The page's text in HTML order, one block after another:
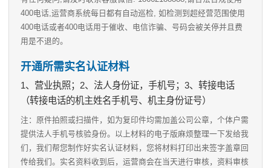
400电话,运营商系统每日都有自动巡检, 如检测到超经营范围使用
400电话或者400电话用于催收、电信诈骗、号码会被关停并且费
用是不退的。
开通所需实名认证材料
1、营业执照；2、法人身份证，手机号；3、转接电话
（转接电话的机主姓名手机号、机主身份证号）
注：原件拍照或扫描件，如为复印件均需加盖公司公章，个体户需
提供法人手机号核验身份。以上材料的电子版麻烦整理一下发给我
们，我们帮您制作好实名认证材料，您将材料打印出来签字盖章回
传给我们。实名资料收到后，运营商会在当天进行审核，资料审核